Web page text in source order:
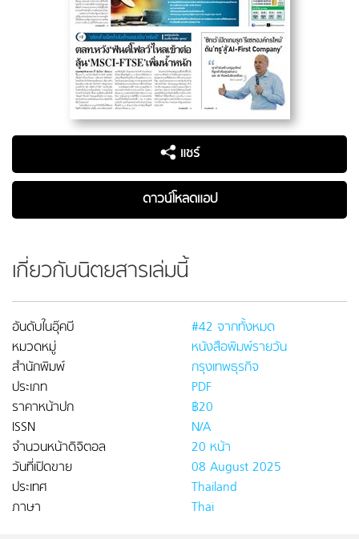
แชร์
ดาวน์โหลดแอป
เกี่ยวกับนิตยสารเล่มนี้
อันดับในอุ๊คบี
#42 จากทั้งหมด
หมวดหมู่
หนังสือพิมพ์รายวัน
สำนักพิมพ์
กรุงเทพธุรกิจ
ประเภท
PDF
ราคาหน้าปก
฿20
ISSN
N/A
จำนวนหน้าดิจิตอล
20 หน้า
วันที่เปิดขาย
08 August 2025
ประเทศ
Thailand
ภาษา
Thai